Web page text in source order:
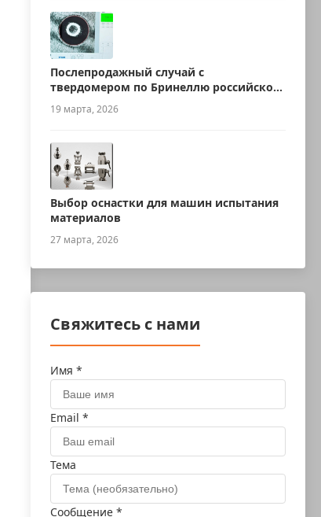
Послепродажный случай с
твердомером по Бринеллю российского
производства
19 марта, 2026
Выбор оснастки для машин испытания
материалов
27 марта, 2026
Свяжитесь с нами
Имя *
Email *
Тема
Сообщение *